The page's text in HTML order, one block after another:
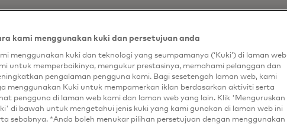
Risiko
kami menggunakan kuki dan persetujuan anda
menggunakan kuki dan teknologi yang seumpamanya (‘Kuki’) di laman web
untuk memperbaikinya, mengukur prestasinya, memahami pelanggan dan
pengalaman pengguna kami. Bagi sesetengah laman web, kami
menggunakan Kuki untuk mempamerkan iklan berdasarkan aktiviti serta
pengguna di laman web kami dan laman web yang lain. Klik 'Menguruskan
di bawah untuk mengetahui jenis kuki yang kami gunakan di laman web ini
sebabnya. *Anda boleh menukar pilihan persetujuan dengan menggunakan